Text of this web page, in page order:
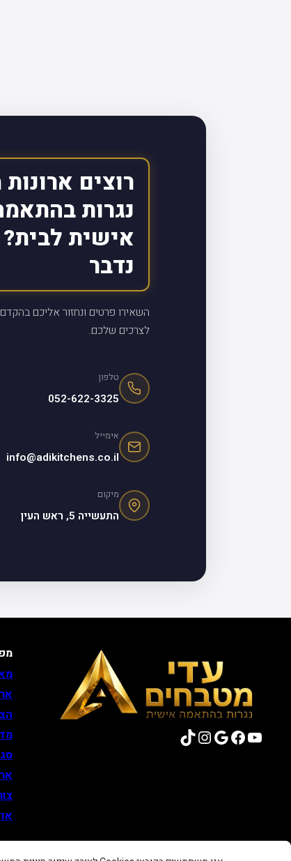
רוצים
נגרות
אישית לבית?
נדבר
השאירו פרטים ונחזור אליכם
לצרכים שלכם.
טלפון
052-622-3325
אימייל
info@adikitchens.co.il
מיקום
התעשייה 5, ראש העין
YouTube
Facebook
Google
Instagram
TikTok